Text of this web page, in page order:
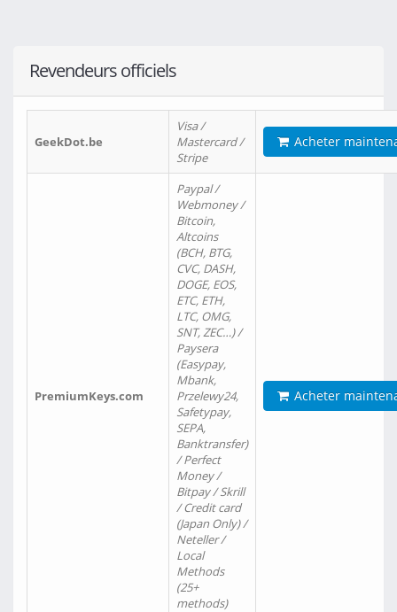
Revendeurs officiels
GeekDot.be
Visa /
Mastercard /
Stripe
Acheter
PremiumKeys.com
Paypal /
Webmoney /
Bitcoin,
Altcoins
(BCH, BTG,
CVC, DASH,
DOGE, EOS,
ETC, ETH,
LTC, OMG,
SNT, ZEC…) /
Paysera
(Easypay,
Mbank,
Przelewy24,
Safetypay,
SEPA,
Banktransfer)
/ Perfect
Money /
Bitpay / Skrill
/ Credit card
(Japan Only) /
Neteller /
Local
Methods
(25+
methods)
Acheter